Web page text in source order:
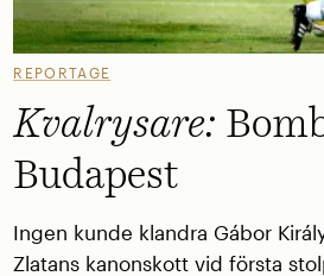
REPORTAGE
Kvalrysare:
Budapest
Ingen kunde klandra Gábor
Zlatans kanonskott vid första